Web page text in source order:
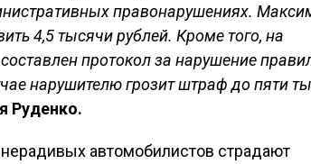
правонарушениях.
4,5 тысячи рублей. Кроме того, на
протокол за нарушение
нарушителю грозит штраф до пяти
Руденко.
автомобилистов страдают